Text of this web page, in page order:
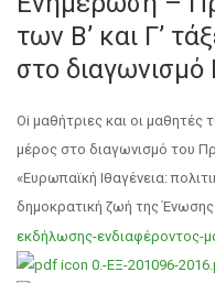
των Β’ και Γ’
στο
Oi μαθήτριες και οι μαθητές
μέρος στο διαγωνισμό του
«Ευρωπαϊκή Ιθαγένεια:
δημοκρατική ζωή της
εκδήλωσης-ενδιαφέροντος-
0.-ΕΞ-201096-